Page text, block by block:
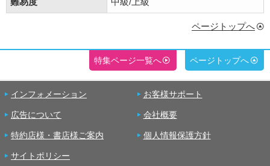
ページトップへ
特集ページ一覧へ ページトップへ
インフォメーション お客様サポート
広告について 会社概要
特約店様・書店様ご案内 個人情報保護方針
サイトポリシー